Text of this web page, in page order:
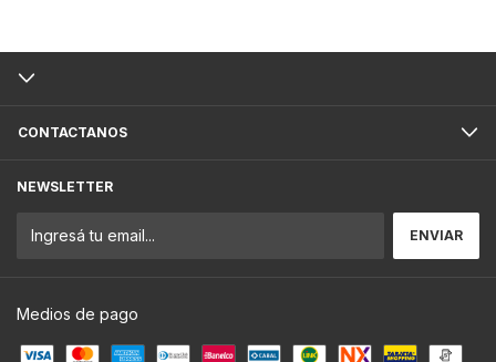
CONTACTANOS
NEWSLETTER
Medios de pago